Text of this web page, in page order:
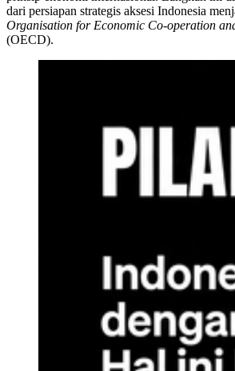
dari persiapan strategis aksesi Indonesia
Organisation for Economic Co-operation
(OECD).